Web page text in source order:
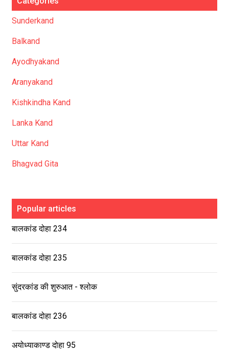
Sunderkand
Balkand
Ayodhyakand
Aranyakand
Kishkindha Kand
Lanka Kand
Uttar Kand
Bhagvad Gita
Popular articles
बालकांड दोहा 234
बालकांड दोहा 235
सुंदरकांड की शुरुआत - श्लोक
बालकांड दोहा 236
अयोध्याकाण्ड दोहा 95